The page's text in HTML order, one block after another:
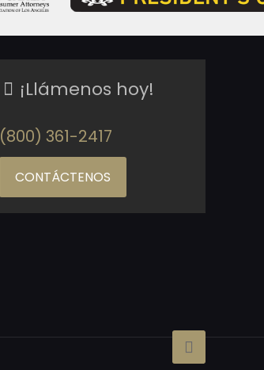
¡Llámenos hoy!
(800) 361-2417
CONTÁCTENOS